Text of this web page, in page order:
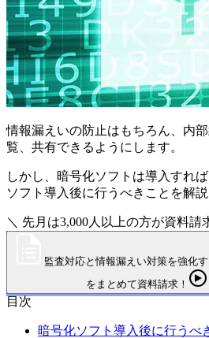
情報漏えいの防止はもちろん、内
覧、共有できるようにします。
しかし、暗号化ソフトは導入すれ
ソフト導入後に行うべきことを解説
＼ 先月は3,000人以上の方が資料請
監査対応と情報漏えい対策を強化
をまとめて資料請求！
目次
暗号化ソフト導入後に行うべ